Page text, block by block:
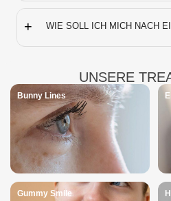
+ WIE SOLL ICH MICH NACH
UNSERE
Bunny Lines
Gummy Smile